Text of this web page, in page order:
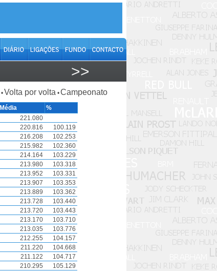
>>
•Volta por volta •Campeonato
Média
%
221.080
220.816
100.119
216.208
102.253
215.982
102.360
214.164
103.229
213.980
103.318
213.952
103.331
213.907
103.353
213.889
103.362
213.728
103.440
213.720
103.443
213.170
103.710
213.035
103.776
212.255
104.157
211.220
104.668
211.122
104.717
210.295
105.129